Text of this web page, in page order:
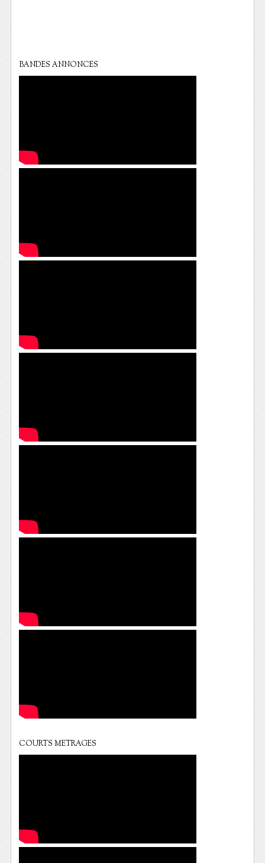
BANDES ANNONCES
COURTS METRAGES